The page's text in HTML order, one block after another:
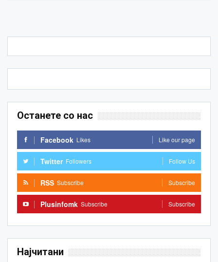
Останете со нас
Facebook Likes Like our page
Twitter Followers Follow Us
RSS Subscribe Subscribe
Plusinfomk Subscribe Subscribe
Најчитани